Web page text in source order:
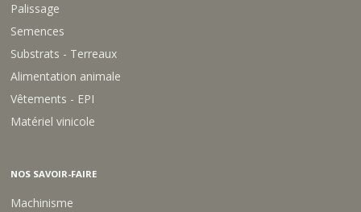
Palissage
Semences
Substrats - Terreaux
Alimentation animale
Vêtements - EPI
Matériel vinicole
NOS SAVOIR-FAIRE
Machinisme